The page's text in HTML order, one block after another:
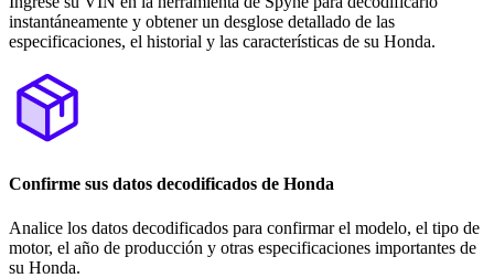
instantáneamente y obtener un desglose detallado de las
especificaciones, el historial y las características de su Honda.
Confirme sus datos decodificados de Honda
Analice los datos decodificados para confirmar el modelo, el tipo de
motor, el año de producción y otras especificaciones importantes de
su Honda.